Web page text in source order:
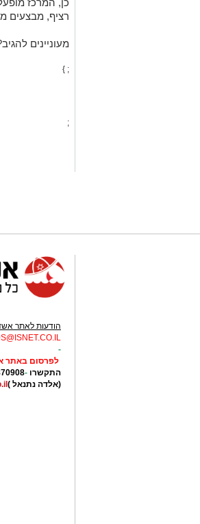
כן, המרכז
רציף, מבצעים
מעוניינים
; }
;
הודעות לאתר
-
לפרסום באתר
התקשרו -
(אלדה נתנאל )